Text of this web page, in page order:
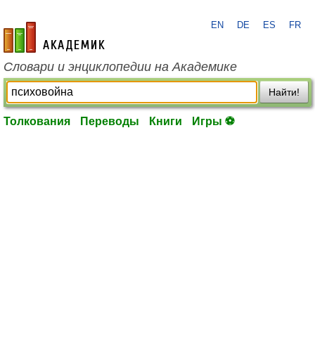
academic.ru
EN DE ES FR
Словари и энциклопедии на Академике
Найти!
Толкования Переводы Книги Игры ⚽